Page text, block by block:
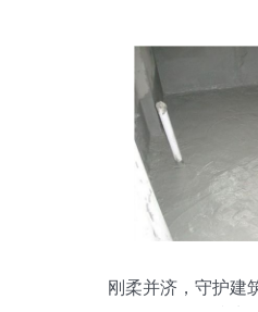
刚柔并济，守护